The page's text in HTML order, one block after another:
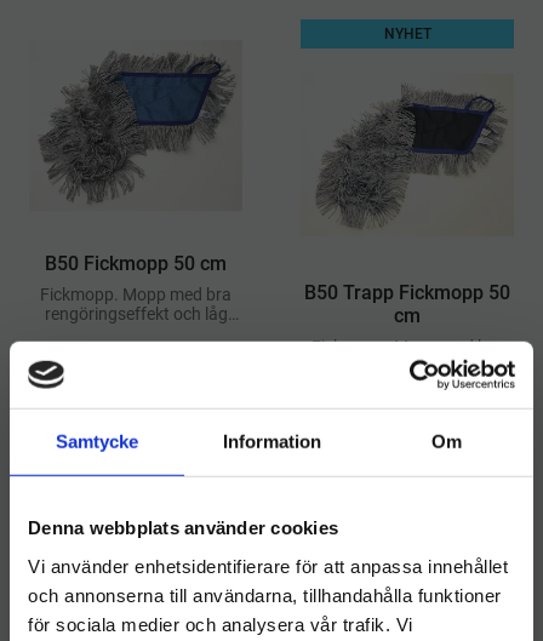
Samtycke Information Om
Denna webbplats använder cookies
Vi använder enhetsidentifierare för att anpassa innehållet
och annonserna till användarna, tillhandahålla funktioner
för sociala medier och analysera vår trafik. Vi
B50 Fickmopp 50 cm
Fickmopp. Mopp med bra
rengöringseffekt och låg
repar inte underlaget
INFO
B50 Trapp Fickmopp 50
cm
Fickmopp. Mopp med bra
rengöringseffekt och låg
friktion. Moppen glider lätt
även vid våtstädning och
NYHET